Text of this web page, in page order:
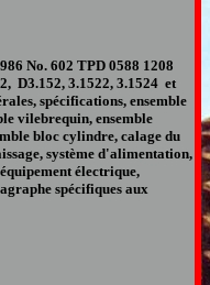
No. 602 TPD 0588 1208
, D3.152, 3.1522, 3.1524 et
spécifications, ensemble
vilebrequin, ensemble
bloc cylindre, calage du
système d'alimentation,
électrique,
spécifiques aux